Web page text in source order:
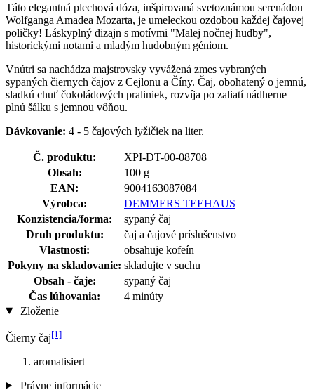
Táto elegantná plechová dóza, inšpirovaná svetoznámou serenádou
Wolfganga Amadea Mozarta, je umeleckou ozdobou každej čajovej
poličky! Láskyplný dizajn s motívmi "Malej nočnej hudby",
historickými notami a mladým hudobným géniom.
Vnútri sa nachádza majstrovsky vyvážená zmes vybraných
sypaných čiernych čajov z Cejlonu a Číny. Čaj, obohatený o jemnú,
sladkú chuť čokoládových praliniek, rozvíja po zaliatí nádherne
plnú šálku s jemnou vôňou.
Dávkovanie: 4 - 5 čajových lyžičiek na liter.
Č. produktu:
XPI-DT-00-08708
Obsah:
100 g
EAN:
9004163087084
Výrobca:
DEMMERS TEEHAUS
Konzistencia/forma:
sypaný čaj
Druh produktu:
čaj a čajové príslušenstvo
Vlastnosti:
obsahuje kofeín
Pokyny na skladovanie: skladujte v suchu
Obsah - čaje:
sypaný čaj
Čas lúhovania:
4 minúty
Zloženie
Čierny čaj[1]
aromatisiert
Právne informácie